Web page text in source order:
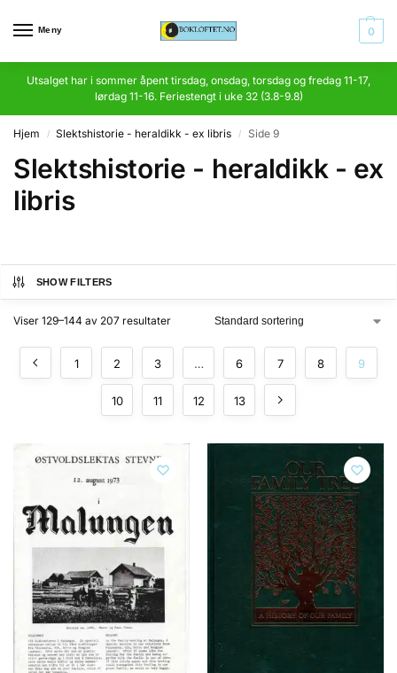
Meny 0
Utsalget har i sommer åpent tirsdag, onsdag, torsdag og fredag 11-17,
lørdag 11-16. Feriestengt i uke 32 (3.8-9.8)
Hjem / Slektshistorie - heraldikk - ex libris / Side 9
Slektshistorie - heraldikk - ex
libris
SHOW FILTERS
Viser 129–144 av 207 resultater
1 2 3 … 6 7 8 9
10 11 12 13